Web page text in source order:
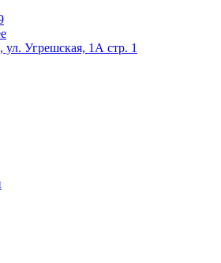
ул. Угрешская, 1А стр. 1